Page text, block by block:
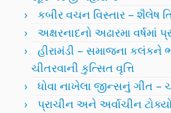
કબીર વચન વિસ્તાર – શૈલેષ
અક્ષરનાદનો અઢારમા વર્ષમાં
હીરામંડી – સમાજના કલંકને
ચીતરવાની કુત્સિત વૃત્તિ
ધોવા નાખેલા જીન્સનું ગીત –
પ્રાચીન અને અર્વાચીન ટોક્યો